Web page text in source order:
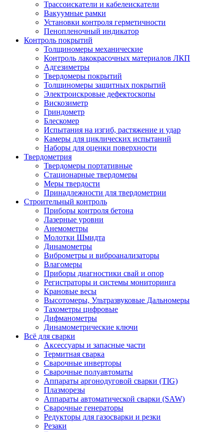
Трассоискатели и кабелеискатели
Вакуумные рамки
Установки контроля герметичности
Пенопленочный индикатор
Контроль покрытий
Толщиномеры механические
Контроль лакокрасочных материалов ЛКП
Адгезиметры
Твердомеры покрытий
Толщиномеры защитных покрытий
Электроискровые дефектоскопы
Вискозиметр
Гриндометр
Блескомер
Испытания на изгиб, растяжение и удар
Камеры для циклических испытаний
Наборы для оценки поверхности
Твердометрия
Твердомеры портативные
Стационарные твердомеры
Меры твердости
Принадлежности для твердометрии
Строительный контроль
Приборы контроля бетона
Лазерные уровни
Анемометры
Молотки Шмидта
Динамометры
Виброметры и виброанализаторы
Влагомеры
Приборы диагностики свай и опор
Регистраторы и системы мониторинга
Крановые весы
Высотомеры, Ультразвуковые Дальномеры
Тахометры цифровые
Дифманометры
Динамометрические ключи
Всё для сварки
Аксессуары и запасные части
Термитная сварка
Сварочные инверторы
Сварочные полуавтоматы
Аппараты аргонодуговой сварки (TIG)
Плазморезы
Аппараты автоматической сварки (SAW)
Сварочные генераторы
Редукторы для газосварки и резки
Резаки